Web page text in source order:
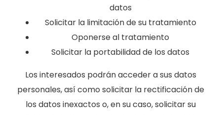
datos
Solicitar la limitación de su tratamiento
Oponerse al tratamiento
Solicitar la portabilidad de los datos
Los interesados podrán acceder a sus datos
personales, así como solicitar la rectificación de
los datos inexactos o, en su caso, solicitar su